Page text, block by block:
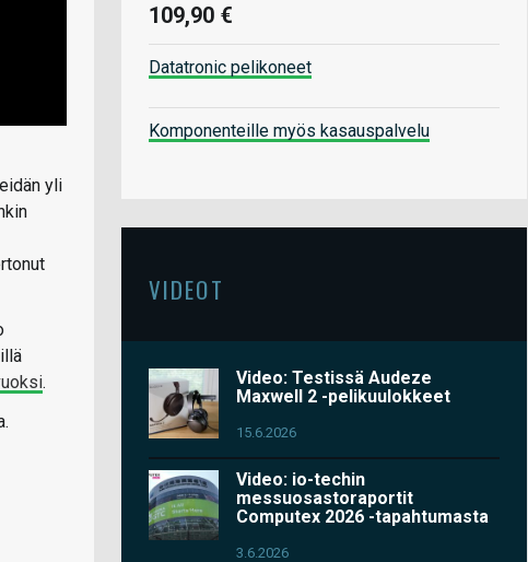
yli
.
109,90 €
Datatronic pelikoneet
Komponenteille myös kasauspalvelu
VIDEOT
Video: Testissä Audeze
Maxwell 2 -pelikuulokkeet
15.6.2026
Video: io-techin
messuosastoraportit
Computex 2026 -tapahtumasta
3.6.2026